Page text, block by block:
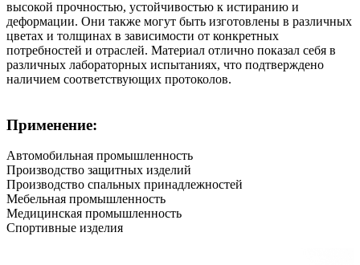
высокой прочностью, устойчивостью к истиранию и
деформации. Они также могут быть изготовлены в различных
цветах и толщинах в зависимости от конкретных
потребностей и отраслей. Материал отлично показал себя в
различных лабораторных испытаниях, что подтверждено
наличием соответствующих протоколов.
Применение:
Автомобильная промышленность
Производство защитных изделий
Производство спальных принадлежностей
Мебельная промышленность
Медицинская промышленность
Спортивные изделия